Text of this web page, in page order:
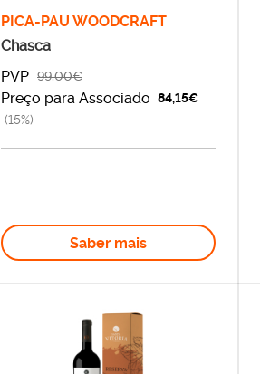
PICA-PAU WOODCRAFT
Chasca
PVP 99,00€
Preço para Associado 84,15€
(15%)
Saber mais